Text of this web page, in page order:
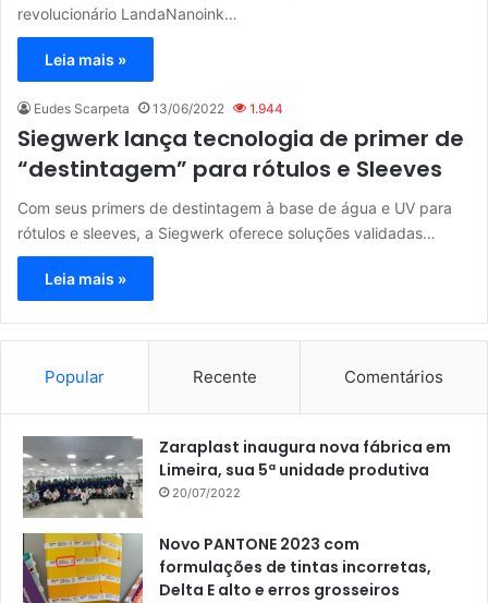
revolucionário LandaNanoink…
Leia mais »
Eudes Scarpeta 13/06/2022 1.944
Siegwerk lança tecnologia de primer de
“destintagem” para rótulos e Sleeves
Com seus primers de destintagem à base de água e UV para
rótulos e sleeves, a Siegwerk oferece soluções validadas…
Leia mais »
Popular Recente Comentários
Zaraplast inaugura nova fábrica em
Limeira, sua 5ª unidade produtiva
20/07/2022
Novo PANTONE 2023 com
formulações de tintas incorretas,
Delta E alto e erros grosseiros